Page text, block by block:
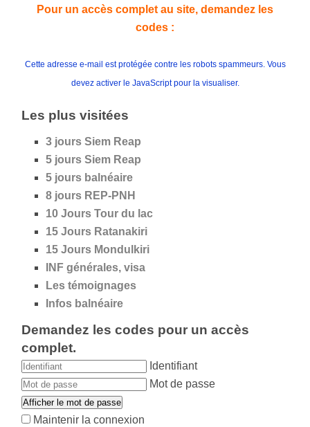
Pour un accès complet au site, demandez les
codes :
Cette adresse e-mail est protégée contre les robots spammeurs. Vous
devez activer le JavaScript pour la visualiser.
Les plus visitées
3 jours Siem Reap
5 jours Siem Reap
5 jours balnéaire
8 jours REP-PNH
10 Jours Tour du lac
15 Jours Ratanakiri
15 Jours Mondulkiri
INF générales, visa
Les témoignages
Infos balnéaire
Demandez les codes pour un accès
complet.
Identifiant
Mot de passe
Afficher le mot de passe
Maintenir la connexion